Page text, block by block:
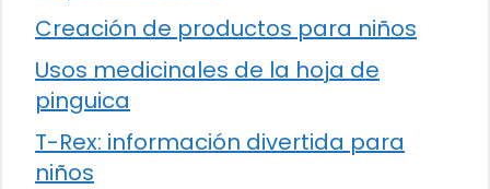
Creación de productos para niños
Usos medicinales de la hoja de
pinguica
T-Rex: información divertida para
niños